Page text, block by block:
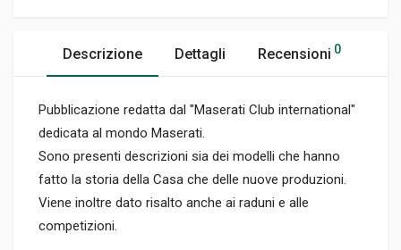
Descrizione Dettagli Recensioni 0
Pubblicazione redatta dal "Maserati Club international"
dedicata al mondo Maserati.
Sono presenti descrizioni sia dei modelli che hanno
fatto la storia della Casa che delle nuove produzioni.
Viene inoltre dato risalto anche ai raduni e alle
competizioni.